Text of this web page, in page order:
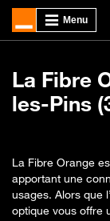
La Fibre
les-Pins
La Fibre Orange
apportant une
usages. Alors que
optique vous offre